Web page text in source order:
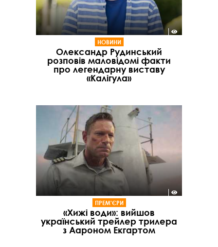
НОВИНИ
Олександр Рудинський
розповів маловідомі факти
про легендарну виставу
«Калігула»
ПРЕМ'ЄРИ
«Хижі води»: вийшов
український трейлер трилера
з Аароном Екгартом